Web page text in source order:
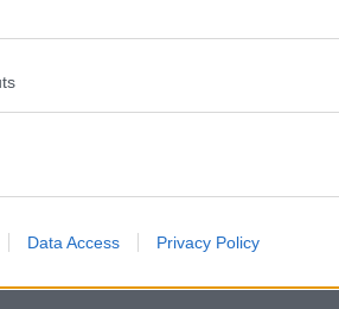
Data Access Privacy Policy
5 foi de plăcintă, una cîte
celelalte 5 foi, ungându-se cu